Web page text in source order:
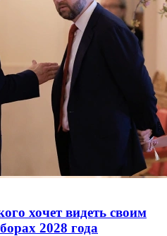
хочет видеть своим
2028 года